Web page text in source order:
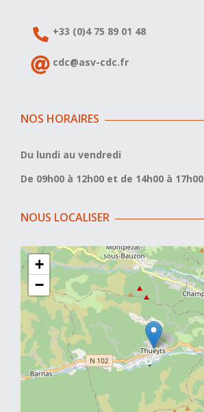
+33 (0)4 75 89 01 48
cdc@asv-cdc.fr
NOS HORAIRES
Du lundi au vendredi
De 09h00 à 12h00 et de 14h00 à 17h00
NOUS LOCALISER
+
−